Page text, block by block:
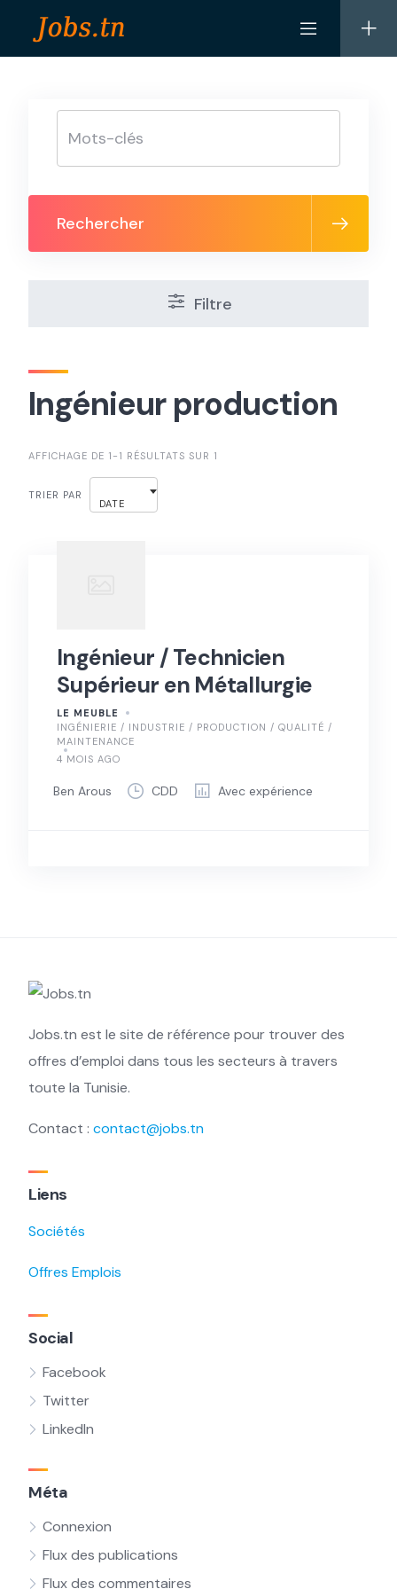
Rechercher
Filtre
Ingénieur production
AFFICHAGE DE 1-1 RÉSULTATS SUR 1
TRIER PAR
DATE
Ingénieur / Technicien
Supérieur en Métallurgie
LE MEUBLE
INGÉNIERIE / INDUSTRIE / PRODUCTION / QUALITÉ /
MAINTENANCE
4 MOIS AGO
Ben Arous CDD Avec expérience
Jobs.tn est le site de référence pour trouver des
offres d’emploi dans tous les secteurs à travers
toute la Tunisie.
Contact : contact@jobs.tn
Liens
Sociétés
Offres Emplois
Social
Facebook
Twitter
LinkedIn
Méta
Connexion
Flux des publications
Flux des commentaires